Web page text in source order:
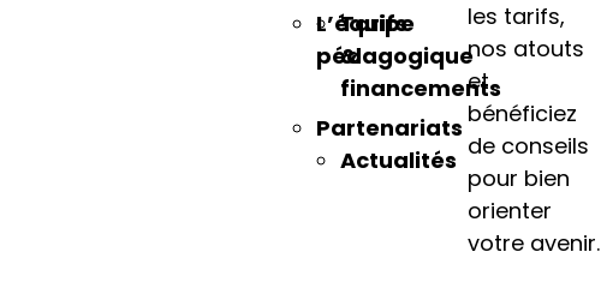
L’équipe
pédagogique
Partenariats
Tarifs
&
financements
Actualités
les tarifs,
nos atouts
et
bénéficiez
de conseils
pour bien
orienter
votre avenir.